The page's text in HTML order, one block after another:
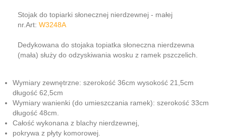
Stojak do topiarki słonecznej nierdzewnej - małej
nr.Art: W3248A
Dedykowana do stojaka topiatka słoneczna nierdzewna
(mała) służy do odzyskiwania wosku z ramek pszczelich.
Wymiary zewnętrzne: szerokość 36cm wysokość 21,5cm
długość 62,5cm
Wymiary wanienki (do umieszczania ramek): szerokość 33cm
długość 48cm.
Całość wykonana z blachy nierdzewnej,
pokrywa z płyty komorowej.